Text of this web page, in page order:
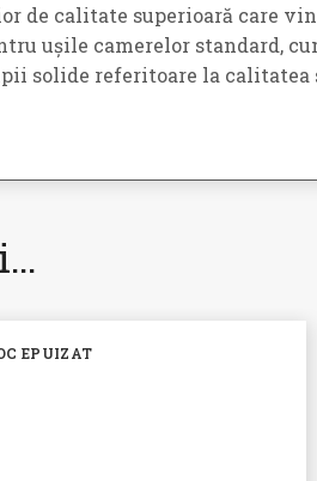
de calitate superioară care
ușile camerelor standard,
solide referitoare la
EPUIZAT